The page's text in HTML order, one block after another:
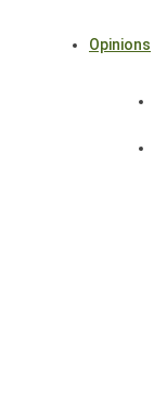
Opinions